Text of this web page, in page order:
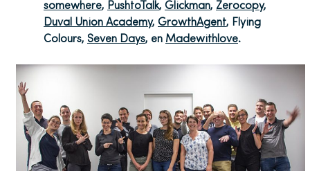
somewhere, PushtoTalk, Glickman, Zerocopy,
Duval Union Academy, GrowthAgent, Flying
Colours, Seven Days, en Madewithlove.